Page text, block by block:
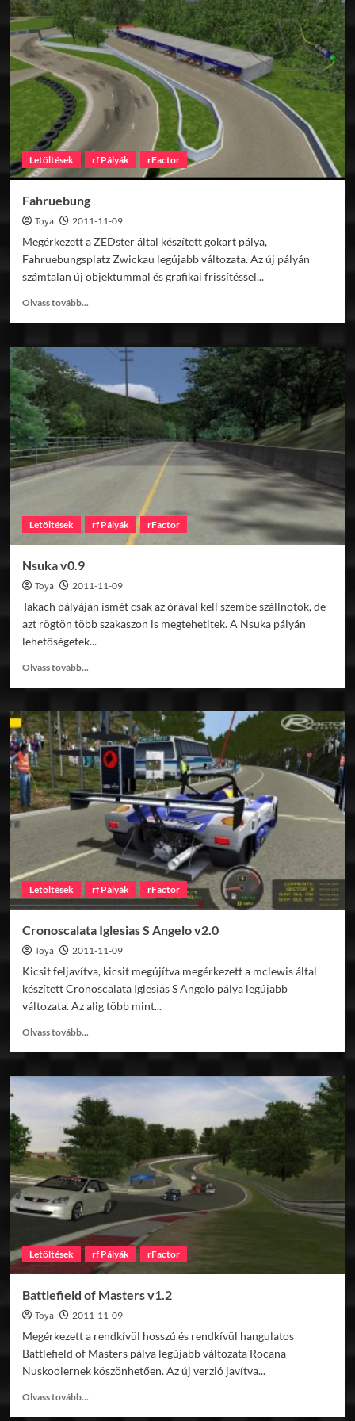
F1
Circuit
v1.17
Letöltések rf Pályák rFactor
Fahruebung
Toya 2011-11-09
Megérkezett a ZEDster által készített gokart pálya,
Fahruebungsplatz Zwickau legújabb változata. Az új pályán
számtalan új objektummal és grafikai frissítéssel...
Olvass tovább...
Fahruebung
Letöltések rf Pályák rFactor
Nsuka v0.9
Toya 2011-11-09
Takach pályáján ismét csak az órával kell szembe szállnotok, de
azt rögtön több szakaszon is megtehetitek. A Nsuka pályán
lehetőségetek...
Olvass tovább...
Nsuka
v0.9
Letöltések rf Pályák rFactor
Cronoscalata Iglesias S Angelo v2.0
Toya 2011-11-09
Kicsit feljavítva, kicsit megújítva megérkezett a mclewis által
készített Cronoscalata Iglesias S Angelo pálya legújabb
változata. Az alig több mint...
Olvass tovább...
Cronoscalata
Iglesias
S
Angelo
v2.0
Letöltések rf Pályák rFactor
Battlefield of Masters v1.2
Toya 2011-11-09
Megérkezett a rendkívül hosszú és rendkívül hangulatos
Battlefield of Masters pálya legújabb változata Rocana
Nuskoolernek köszönhetően. Az új verzió javítva...
Olvass tovább...